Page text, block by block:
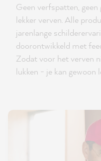
Geen verfspatten, geen
lekker verven. Alle
jarenlange
doorontwikkeld met
Zodat voor het verven
lukken - je kan gewoon